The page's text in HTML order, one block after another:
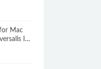
Mac
IV